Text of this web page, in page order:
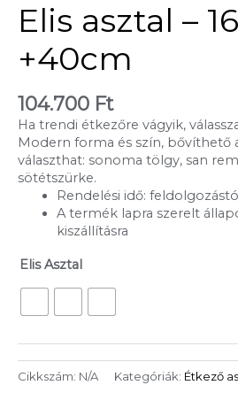
Elis asztal –
+40cm
104.700 Ft
Ha trendi étkezőre vágyik,
Modern forma és szín, bővíthető
választhat: sonoma tölgy, san
sötétszürke.
Rendelési idő:
A termék lapra szerelt
kiszállításra
Elis Asztal
Cikkszám: N/A Kategóriák: Étkező